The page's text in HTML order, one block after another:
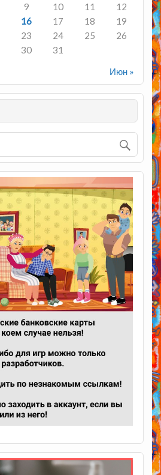
Июн »
9 10 11
12
16 17 18
19
23 24 25
26
30 31